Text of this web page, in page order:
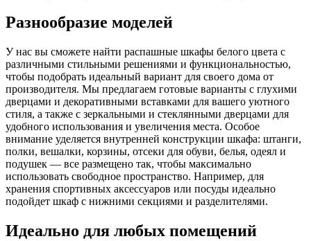
Разнообразие моделей
У нас вы сможете найти распашные шкафы белого цвета с
различными стильными решениями и функциональностью,
чтобы подобрать идеальный вариант для своего дома от
производителя. Мы предлагаем готовые варианты с глухими
дверцами и декоративными вставками для вашего уютного
стиля, а также с зеркальными и стеклянными дверцами для
удобного использования и увеличения места. Особое
внимание уделяется внутренней конструкции шкафа: штанги,
полки, вешалки, корзины, отсеки для обуви, белья, одеял и
подушек — все размещено так, чтобы максимально
использовать свободное пространство. Например, для
хранения спортивных аксессуаров или посуды идеально
подойдет шкаф с нижними секциями и разделителями.
Идеально для любых помещений